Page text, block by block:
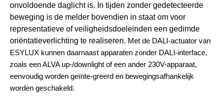
onvoldoende daglicht is. In tijden zonder gedetecteerde
beweging is de melder bovendien in staat om voor
representatieve of veiligheidsdoeleinden een gedimde
oriëntatieverlichting te realiseren. Met de DALI-actuator van
ESYLUX kunnen daarnaast apparaten zonder DALI-interface,
zoals een ALVA up-/downlight of een ander 230V-apparaat,
eenvoudig worden geïnte-greerd en bewegingsafhankelijk
worden geschakeld.